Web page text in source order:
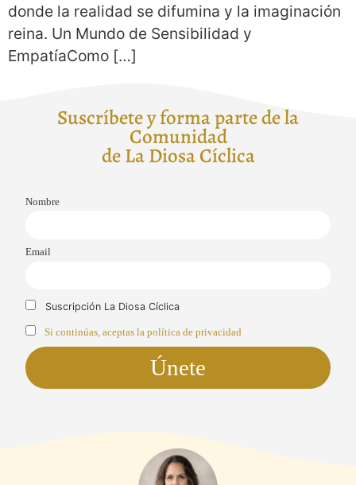
donde la realidad se difumina y la imaginación
reina. Un Mundo de Sensibilidad y
EmpatíaComo […]
Suscríbete y forma parte de la
Comunidad
de La Diosa Cíclica
Nombre
Email
Suscripción La Diosa Cíclica
Si continúas, aceptas la política de privacidad